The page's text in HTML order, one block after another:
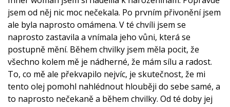
jsem od něj nic moc nečekala. Po prvním přivonění jsem
ale byla naprosto omámena. V té chvíli jsem se
naprosto zastavila a vnímala jeho vůni, která se
postupně mění. Během chvilky jsem měla pocit, že
všechno kolem mě je nádherné, že mám sílu a radost.
To, co mě ale překvapilo nejvíc, je skutečnost, že mi
tento olej pomohl nahlédnout hlouběji do sebe samé, a
to naprosto nečekaně a během chvilky. Od té doby jej